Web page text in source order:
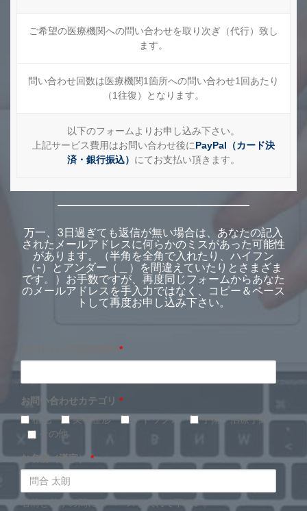
ご希望の医療機関への問い合わせを取り次ぎ（代行）致し
ます。
問い合わせ回数は医療機関1箇所への問い合わせ1回あたり
（1往復）となります。
以下のフォームよりお申し込み下さい。
上記サービス費用はお問い合わせ後にPayPal（カード決
済・銀行振込） にてお支払い頂きます。
万一、3日過ぎても返信が無い場合は、あなたの記入
されたメールアドレスに何らかのミスがあった可能性
があります。（半角を全角で入れたり、ハイフン
（-）とアンダー（＿）を間違えていたりとさまざま
です。）お手数ですが、再度同じフォームからあなた
のメールアドレスを手入力ではなく、コピー＆ペース
トして再度お申し込み下さい。
*
お問い合わせカテゴリ *
植毛
美容整形 デトックス
手術・治療予約
その他
お名前（漢字） *
名前と苗字の間にスペースを入れて下さい。